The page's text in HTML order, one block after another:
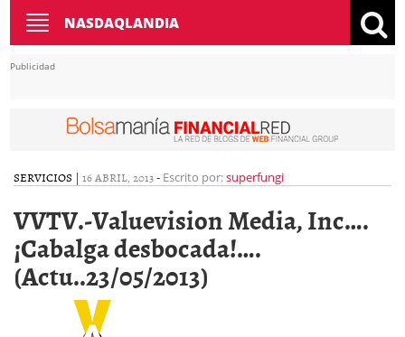
Toggle
navigation
NASDAQLANDIA
Publicidad
SERVICIOS | 16 ABRIL, 2013- Escrito por:superfungi
VVTV.-Valuevision Media, Inc….
¡Cabalga desbocada!….
(Actu..23/05/2013)